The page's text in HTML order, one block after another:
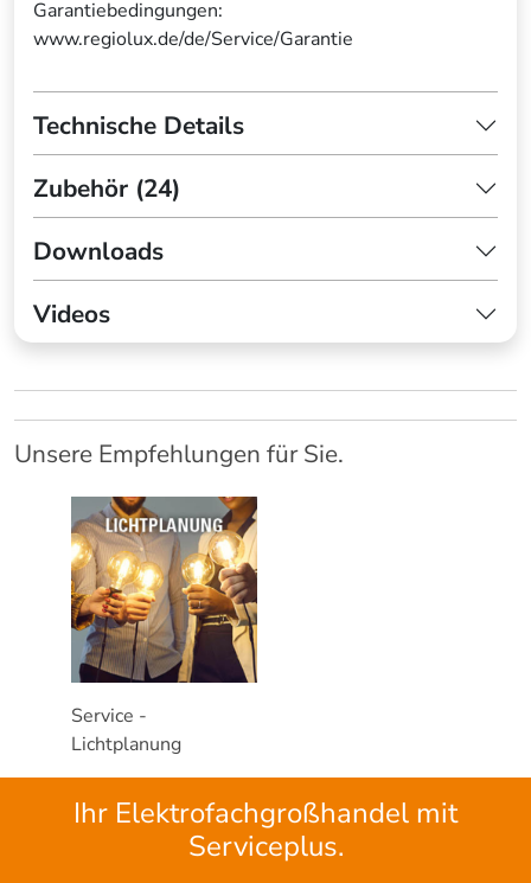
Garantiebedingungen:
www.regiolux.de/de/Service/Garantie
Technische Details
Zubehör (24)
Downloads
Videos
Unsere Empfehlungen für Sie.
Service -
Lichtplanung
Ihr Elektrofachgroßhandel mit
Serviceplus.